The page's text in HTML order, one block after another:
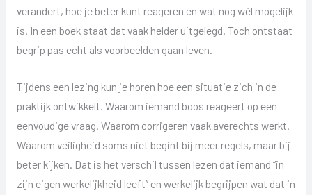
verandert, hoe je beter kunt reageren en wat nog wél mogelijk
is. In een boek staat dat vaak helder uitgelegd. Toch ontstaat
begrip pas echt als voorbeelden gaan leven.
Tijdens een lezing kun je horen hoe een situatie zich in de
praktijk ontwikkelt. Waarom iemand boos reageert op een
eenvoudige vraag. Waarom corrigeren vaak averechts werkt.
Waarom veiligheid soms niet begint bij meer regels, maar bij
beter kijken. Dat is het verschil tussen lezen dat iemand “in
zijn eigen werkelijkheid leeft” en werkelijk begrijpen wat dat in